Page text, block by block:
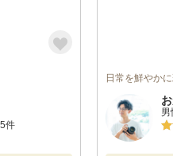
件
日常を鮮やか